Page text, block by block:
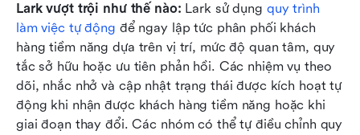
Lark vượt trội như thế nào: Lark sử dụng quy trình
làm việc tự động để ngay lập tức phân phối khách
hàng tiềm năng dựa trên vị trí, mức độ quan tâm, quy
tắc sở hữu hoặc ưu tiên phản hồi. Các nhiệm vụ theo
dõi, nhắc nhở và cập nhật trạng thái được kích hoạt tự
động khi nhận được khách hàng tiềm năng hoặc khi
giai đoạn thay đổi. Các nhóm có thể tự điều chỉnh quy